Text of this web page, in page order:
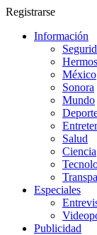
Registrarse
Información
México
Sonora
Mundo
Salud
Ciencia
Especiales
Publicidad